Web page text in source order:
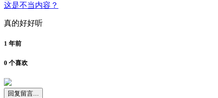
这是不当内容？
真的好好听
1 年前
0 个喜欢
回复留言...